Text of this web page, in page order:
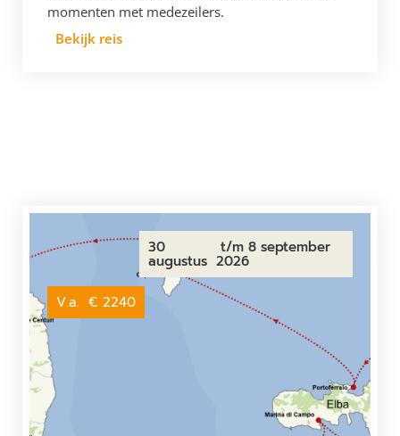
momenten met medezeilers.
Bekijk reis
30
augustus
t/m 8 september
2026
V.a. € 2240